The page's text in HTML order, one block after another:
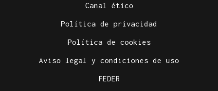
Canal ético
Política de privacidad
Política de cookies
Aviso legal y condiciones de uso
FEDER